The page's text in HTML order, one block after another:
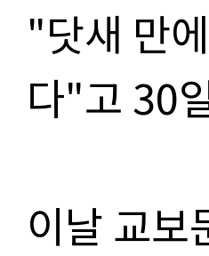
"닷새 만
다"고 30
이날 교보